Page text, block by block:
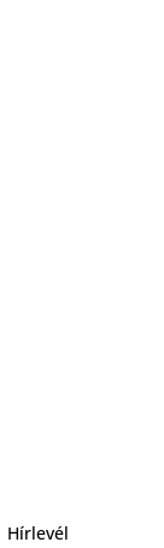
Hírlevél